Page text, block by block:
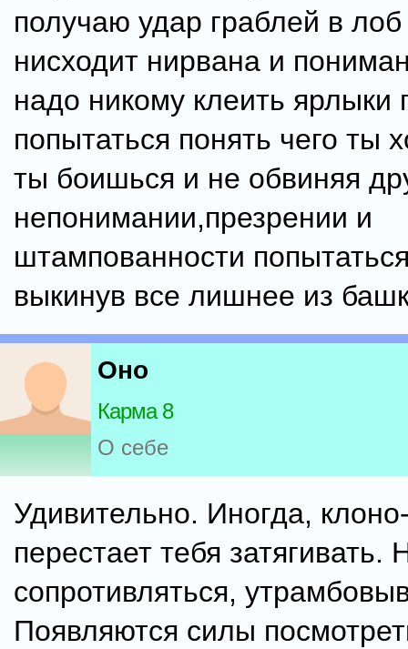
получаю удар граблей в
нисходит нирвана и
надо никому клеить ярлыки
попытаться понять чего ты
ты боишься и не обвиняя
непонимании,презрении и
штампованности
выкинув все лишнее из
Оно
Карма 8
О себе
Удивительно. Иногда,
перестает тебя затягивать.
сопротивляться,
Появляются силы